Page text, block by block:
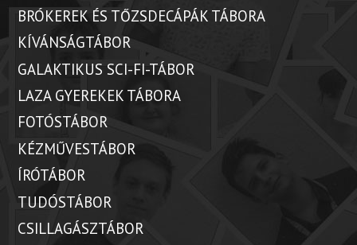
BRÓKEREK ÉS TŐZSDECÁPÁK TÁBORA
KÍVÁNSÁGTÁBOR
GALAKTIKUS SCI-FI-TÁBOR
LAZA GYEREKEK TÁBORA
FOTÓSTÁBOR
KÉZMŰVESTÁBOR
ÍRÓTÁBOR
TUDÓSTÁBOR
CSILLAGÁSZTÁBOR